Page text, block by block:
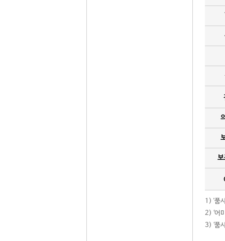
보
1) '품
2) ‘어
3) ‘품